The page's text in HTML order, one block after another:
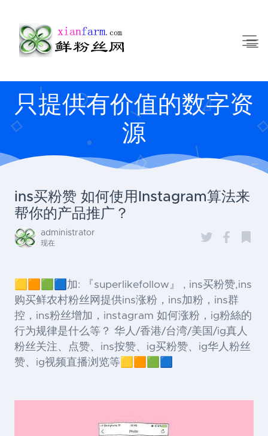
只提供有价值的数字资
源
ins买粉赞 如何使用Instagram算法来
帮你的产品推广？
administrator
现在
🟨🟧🟩🟦加: 『superlikefollow』 , ins买粉赞,ins
购买鲜农村粉丝网提供ins涨粉，ins加粉，ins群
控，ins粉丝增加，instagram 如何涨粉，ig粉絲的
行为规律是什么等？ 华人/香港/台湾/美国/ig真人
粉丝关注、点赞、ins按赞、ig买粉赞、ig华人粉丝
赞、ig视频直播浏览等🟨🟧🟩🟦